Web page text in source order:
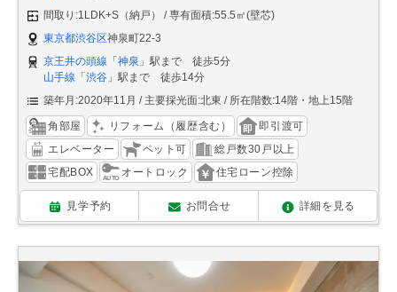
間取り:1LDK+S（納戸）
専有面積:55.5㎡(壁芯)
東京都渋谷区神泉町22-3
京王井の頭線 「神泉 」駅まで 徒歩5分
山手線 「渋谷 」駅まで 徒歩14分
築年月:2020年11月
主要採光面:北東 所在階数:14階・地上15階
角部屋 リフォーム（履歴含む）
即引渡可
エレベーター
ペット可
総戸数30戸以上
宅配BOX
オートロック 住宅ローン控除
見学予約 お問合せ 詳細を見る